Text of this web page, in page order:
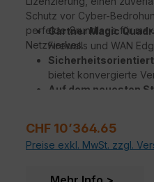
Schutz vor Cyber-
perfekte Grundlage für
Netzwerkes.
Gartner Magic
Firewalls und WAN
bietet konvergierte
Auf dem neuesten
Sicherheit für
KI / ML-gestützten
Geräte jenseits
Regulärer Preis:
CHF 10’364.65
Preise exkl. MwSt. zzgl.